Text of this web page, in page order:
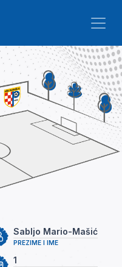
to main content
PREZIME I IME
Sabljo Mario-Mašić
1